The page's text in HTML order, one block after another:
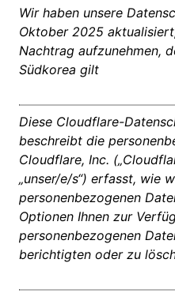
Wir haben unsere
Oktober 2025
Nachtrag aufzunehmen,
Südkorea gilt
Diese Cloudflare-
beschreibt die
Cloudflare, Inc.
„unser/e/s“) erfasst, wie
personenbezogenen
Optionen Ihnen zur
personenbezogenen
berichtigten oder zu